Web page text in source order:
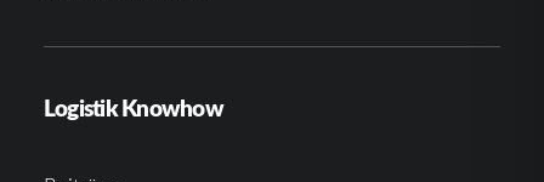
Logistik Knowhow